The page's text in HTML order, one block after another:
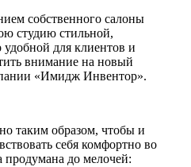
собственного салоны
студию стильной,
для клиентов и
внимание на новый
«Имидж Инвентор».
таким образом, чтобы и
себя комфортно во
продумана до мелочей: